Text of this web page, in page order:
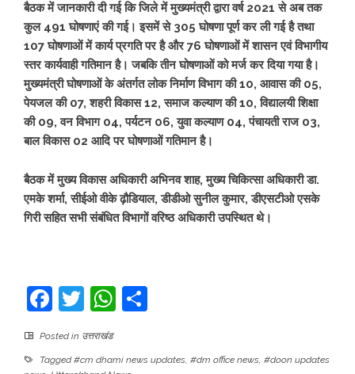
बैठक में जानकारी दी गई कि जिले में मुख्यमंत्री द्वारा वर्ष 2021 से अब तक
कुल 491 घोषणाएं की गई। इसमें से 305 घोषणा पूर्ण कर ली गई है तथा
107 घोषणाओं में कार्य प्रगति पर है और 76 घोषणाओं में शासन एवं विभागीय
स्तर कार्यवाही गतिमान है। जबकि तीन घोषणाओं को मर्ज कर दिया गया है।
मुख्यमंत्री घोषणाओं के अंतर्गत लोक निर्माण विभाग की 10, आवास की 05,
पेयजल की 07, शहरी विकास 12, समाज कल्याण की 10, विद्यालयी शिक्षा
की 09, वन विभाग 04, पर्यटन 06, युवा कल्याण 04, पंचायती राज 03,
बाल विकास 02 आदि पर घोषणाओं गतिमान है।
बैठक में मुख्य विकास अधिकारी अभिनव शाह, मुख्य चिकित्सा अधिकारी डा.
एमके शर्मा, सीईओ वीके ढ़ौडियाल, डीडीओ सुनील कुमार, डीएसटीओ एसके
गिरी सहित सभी संबंधित विभागों वरिष्ठ अधिकारी उपस्थित थे।
Facebook
TwitterWhatsApp
Posted in उत्तराखंड
Tagged#cm dhami news updates, #dm office news, #doon updates